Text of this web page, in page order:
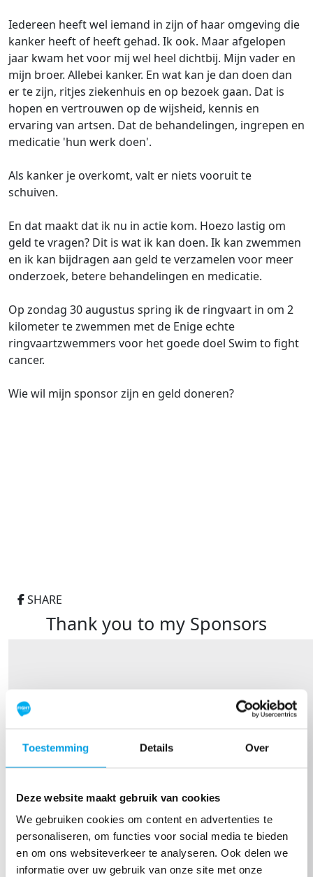
Toestemming Details Over
Deze website maakt gebruik van cookies
We gebruiken cookies om content en advertenties te
personaliseren, om functies voor social media te bieden
en om ons websiteverkeer te analyseren. Ook delen we
informatie over uw gebruik van onze site met onze
Iedereen heeft wel iemand in zijn of haar omgeving die
kanker heeft of heeft gehad. Ik ook. Maar afgelopen
jaar kwam het voor mij wel heel dichtbij. Mijn vader en
mijn broer. Allebei kanker. En wat kan je dan doen dan
er te zijn, ritjes ziekenhuis en op bezoek gaan. Dat is
hopen en vertrouwen op de wijsheid, kennis en
ervaring van artsen. Dat de behandelingen, ingrepen en
medicatie 'hun werk doen'.
Als kanker je overkomt, valt er niets vooruit te
schuiven.
En dat maakt dat ik nu in actie kom. Hoezo lastig om
geld te vragen? Dit is wat ik kan doen. Ik kan zwemmen
en ik kan bijdragen aan geld te verzamelen voor meer
onderzoek, betere behandelingen en medicatie.
Op zondag 30 augustus spring ik de ringvaart in om 2
kilometer te zwemmen met de Enige echte
ringvaartzwemmers voor het goede doel Swim to fight
cancer.
Wie wil mijn sponsor zijn en geld doneren?
SHARE
Thank you to my Sponsors